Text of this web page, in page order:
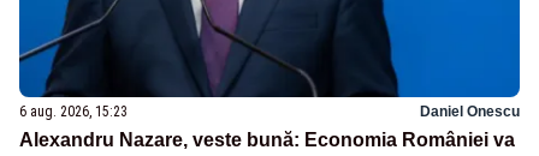
6 aug. 2026, 15:23 Daniel Onescu
Alexandru Nazare, veste bună: Economia României va